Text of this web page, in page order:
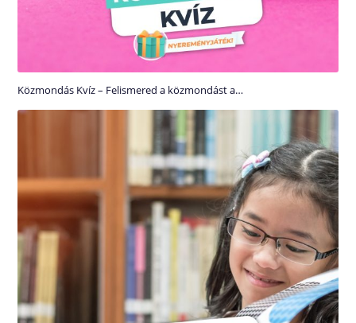
Közmondás Kvíz – Felismered a közmondást a…